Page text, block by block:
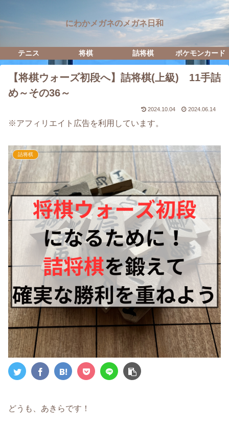
にわかメガネのメガネ日和
テニス 将棋 詰将棋 ポケモンカード
【将棋ウォーズ初段へ】詰将棋(上級) 11手詰
め～その36～
2024.10.04 2024.06.14
※アフィリエイト広告を利用しています。
詰将棋
どうも、あきらです！